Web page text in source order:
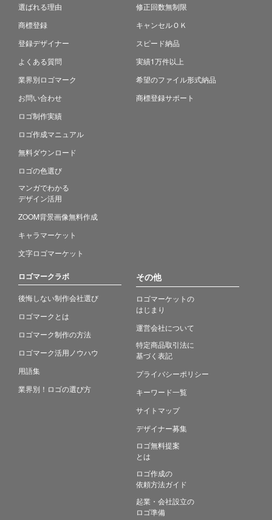
選ばれる理由
商標登録
登録デザイナー
よくある質問
業界別ロゴマーク
お問い合わせ
ロゴ制作実績
ロゴ作成マニュアル
無料ダウンロード
ロゴの色選び
マンガでわかる
デザイン活用
ZOOM背景画像無料作成
キャラマーケット
文字ロゴマーケット
修正回数無制限
キャンセルＯＫ
スピード納品
実績1万件以上
希望のファイル形式納品
商標登録サポート
ロゴマークラボ
後悔しない制作会社選び
ロゴマークとは
ロゴマーク制作の方法
ロゴマーク活用ノウハウ
用語集
業界別！ロゴの選び方
その他
ロゴマーケットの
はじまり
運営会社について
特定商品取引法に
基づく表記
プライバシーポリシー
キーワード一覧
サイトマップ
デザイナー募集
ロゴ無料提案
とは
ロゴ作成の
依頼方法ガイド
起業・会社設立の
ロゴ準備